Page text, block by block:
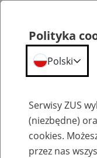
Szkolenia
Polityka
Polski
Serwisy ZUS
(niezbędne)
cookies.
przez nas